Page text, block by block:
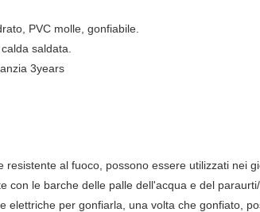
PVC molle, gonfiabile.
saldata.
3years
resistente al fuoco, possono essere utilizzati nei
con le barche delle palle dell'acqua e del
elettriche per gonfiarla, una volta che gonfiato,